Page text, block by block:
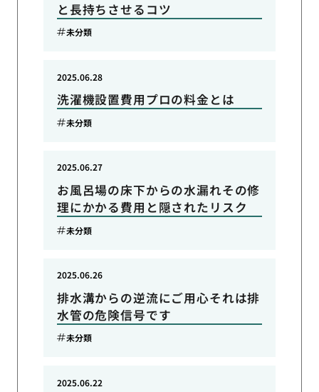
と長持ちさせるコツ
未分類
洗濯機設置費用プロの料金とは
2025.06.28
未分類
お風呂場の床下からの水漏れその修
理にかかる費用と隠されたリスク
2025.06.27
未分類
排水溝からの逆流にご用心それは排
水管の危険信号です
2025.06.26
未分類
2025.06.22